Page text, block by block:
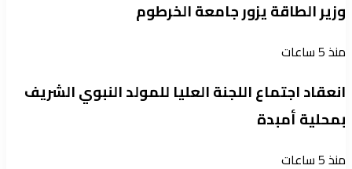
وزير الطاقة يزور جامعة الخرطوم
منذ 5 ساعات
انعقاد اجتماع اللجنة العليا للمولد النبوي الشريف
بمحلية أمبدة
منذ 5 ساعات